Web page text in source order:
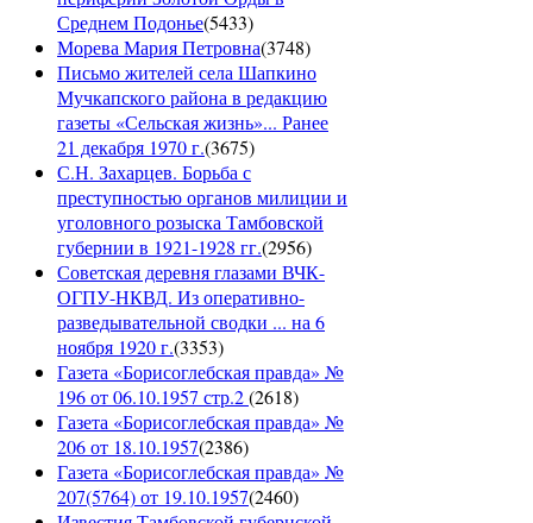
Среднем Подонье(5433)
Морева Мария Петровна(3748)
Письмо жителей села Шапкино
Мучкапского района в редакцию
газеты «Сельская жизнь»... Ранее
21 декабря 1970 г.(3675)
С.Н. Захарцев. Борьба с
преступностью органов милиции и
уголовного розыска Тамбовской
губернии в 1921-1928 гг.(2956)
Советская деревня глазами ВЧК-
ОГПУ-НКВД. Из оперативно-
разведывательной сводки ... на 6
ноября 1920 г.(3353)
Газета «Борисоглебская правда» №
196 от 06.10.1957 стр.2(2618)
Газета «Борисоглебская правда» №
206 от 18.10.1957(2386)
Газета «Борисоглебская правда» №
207(5764) от 19.10.1957(2460)